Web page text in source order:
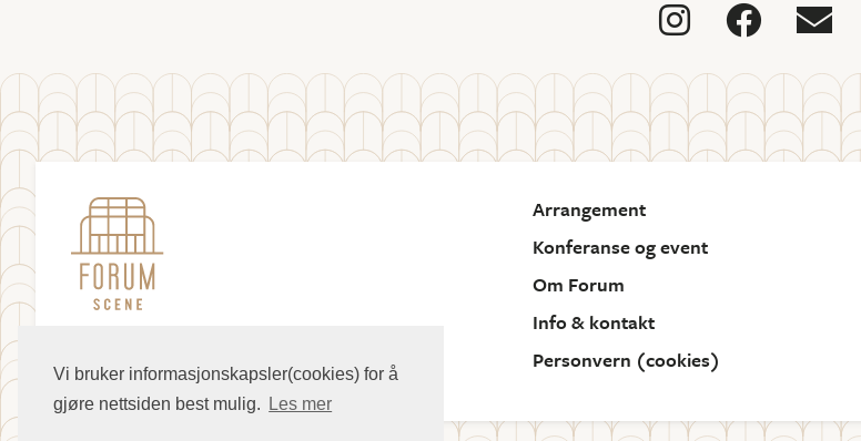
Vi bruker informasjonskapsler(cookies) for å
gjøre nettsiden best mulig.
Les mer
  
Arrangement
Konferanse og event
Om Forum
Info & kontakt
Personvern (cookies)